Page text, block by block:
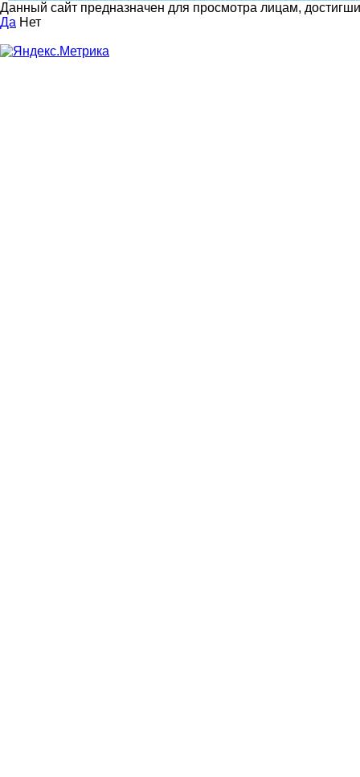
Данный сайт предназначен для просмотра лицам,
Да Нет